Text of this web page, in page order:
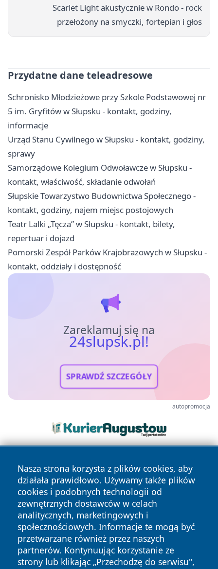
Scarlet Light akustycznie w Rondo - rock
przełożony na smyczki, fortepian i głos
Przydatne dane teleadresowe
Schronisko Młodzieżowe przy Szkole Podstawowej nr
5 im. Gryfitów w Słupsku - kontakt, godziny,
informacje
Urząd Stanu Cywilnego w Słupsku - kontakt, godziny,
sprawy
Samorządowe Kolegium Odwoławcze w Słupsku -
kontakt, właściwość, składanie odwołań
Słupskie Towarzystwo Budownictwa Społecznego -
kontakt, godziny, najem miejsc postojowych
Teatr Lalki „Tęcza” w Słupsku - kontakt, bilety,
repertuar i dojazd
Pomorski Zespół Parków Krajobrazowych w Słupsku -
kontakt, oddziały i dostępność
Zareklamuj się na
24slupsk.pl!
SPRAWDŹ SZCZEGÓŁY
autopromocja
Nasza strona korzysta z plików cookies, aby
działała prawidłowo. Używamy także plików
cookies i podobnych technologii od
zewnętrznych dostawców w celach
analitycznych, marketingowych i
społecznościowych. Informacje te mogą być
przetwarzane również przez naszych
partnerów. Kontynuując korzystanie ze
strony lub klikając „Przechodzę do serwisu",
Copyright © 2026 24slupsk.pl Wszystkie prawa zastrzeżone.
News Autorzy
Polityka
Prywatności
Polityka
Cookies